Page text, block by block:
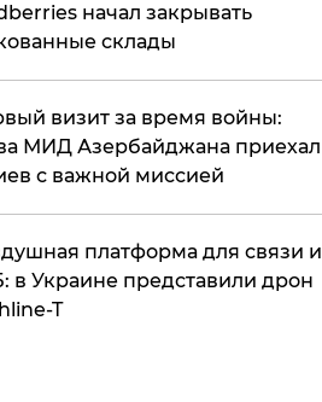
начал закрывать
склады
визит за время войны:
МИД Азербайджана приехал
с важной миссией
платформа для связи и
в Украине представили дрон
T